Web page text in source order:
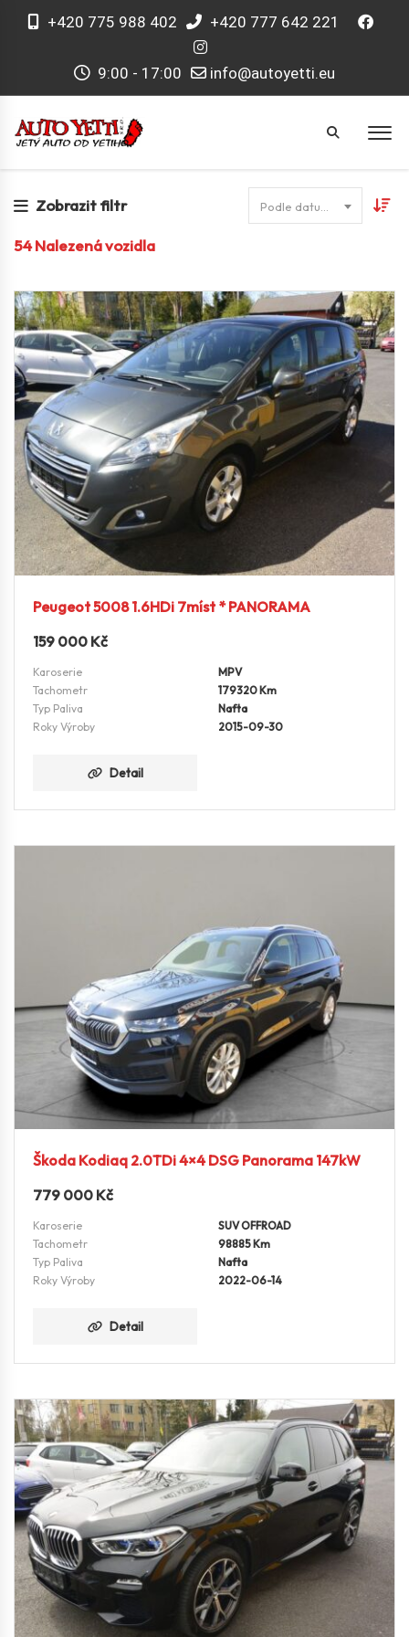
+420 775 988 402 +420 777 642 221
9:00 - 17:00 info@autoyetti.eu
Zobrazit filtr
54Nalezená vozidla
Peugeot 5008 1.6HDi 7míst * PANORAMA
159 000 Kč
Karoserie
MPV
Tachometr
179320 Km
Typ Paliva
Nafta
Roky Výroby
2015-09-30
Detail
Škoda Kodiaq 2.0TDi 4×4 DSG Panorama 147kW
779 000 Kč
Karoserie
SUV OFFROAD
Tachometr
98885 Km
Typ Paliva
Nafta
Roky Výroby
2022-06-14
Detail